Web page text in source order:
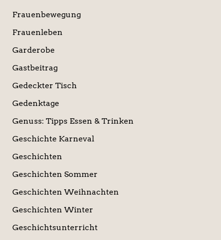
Frauenbewegung
Frauenleben
Garderobe
Gastbeitrag
Gedeckter Tisch
Gedenktage
Genuss: Tipps Essen & Trinken
Geschichte Karneval
Geschichten
Geschichten Sommer
Geschichten Weihnachten
Geschichten Winter
Geschichtsunterricht